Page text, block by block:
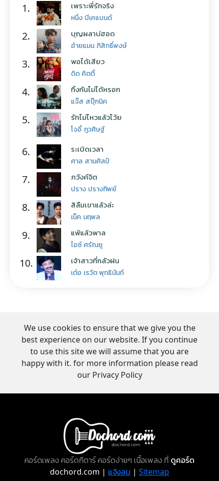
1. เพราะพี่รักจริง
หนึ่ง บีเคแบนด์
2. บุญผลาบ่ฮอด
อ้ายแมน ภิสิทธิ์พงษ์
3. พอได้เสียว
ดิด คิตตี้
4. ทิ้งกันไม่ได้หรอก
แจ๊ส สปุ๊กนิค
5. รักไม่ไหวแล้วโว้ย
โจอี้ ภูวศิษฐ์
6. ระเบิดเวลา
ศาล สานศิลป์
7. ภวังค์จิต
ปราง ปรางทิพย์
8. สิลืมเขาแล้วล่ะ
เน็ค นฤพล
9. แพ้แล้วพาล
ไอซ์ ศรัณยู
10. เจ้าสาวที่กลัวฝน
เต๋อ เรวัต พุทธินันท์
We use cookies to ensure that we give you the
best experience on our website. If you continue
to use this site we will assume that you are
happy with it. for more information please read
our Privacy Policy
คอร์ดเพลง คอร์ดกีตาร์ คอร์ดง่ายๆ เนื้อเพลง ที่ ดูคอร์ด
dochord.com | แจ้งลบ | Sitemap